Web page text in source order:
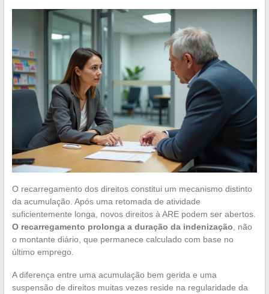
O recarregamento dos direitos constitui um mecanismo distinto
da acumulação. Após uma retomada de atividade
suficientemente longa, novos direitos à ARE podem ser abertos.
O recarregamento prolonga a duração da indenização, não
o montante diário, que permanece calculado com base no
último emprego.
A diferença entre uma acumulação bem gerida e uma
suspensão de direitos muitas vezes reside na regularidade da